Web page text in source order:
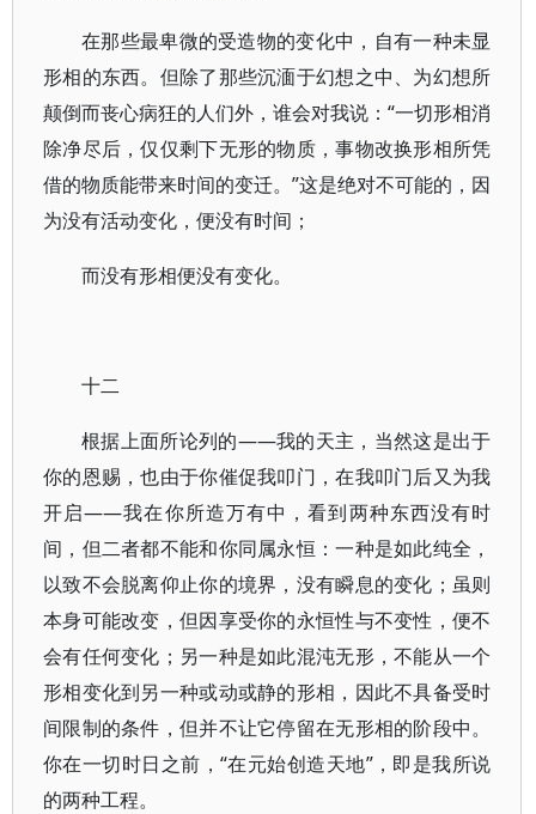
在那些最卑微的受造物的变化中，自有一种未显
形相的东西。但除了那些沉湎于幻想之中、为幻想所
颠倒而丧心病狂的人们外，谁会对我说：“一切形相消
除净尽后，仅仅剩下无形的物质，事物改换形相所凭
借的物质能带来时间的变迁。”这是绝对不可能的，因
为没有活动变化，便没有时间；
而没有形相便没有变化。
十二
根据上面所论列的——我的天主，当然这是出于
你的恩赐，也由于你催促我叩门，在我叩门后又为我
开启——我在你所造万有中，看到两种东西没有时
间，但二者都不能和你同属永恒：一种是如此纯全，
以致不会脱离仰止你的境界，没有瞬息的变化；虽则
本身可能改变，但因享受你的永恒性与不变性，便不
会有任何变化；另一种是如此混沌无形，不能从一个
形相变化到另一种或动或静的形相，因此不具备受时
间限制的条件，但并不让它停留在无形相的阶段中。
你在一切时日之前，“在元始创造天地”，即是我所说
的两种工程。